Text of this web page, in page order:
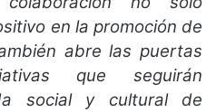
en la promoción de
abre las puertas
que seguirán
social y cultural de